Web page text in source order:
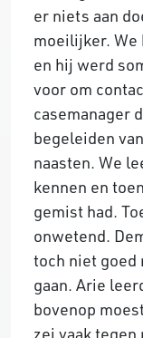
er niets aan
moeilijker. We
en hij werd
voor om
casemanager
begeleiden
naasten. We
kennen en
gemist had.
onwetend.
toch niet goed
gaan. Arie
bovenop
zei vaak